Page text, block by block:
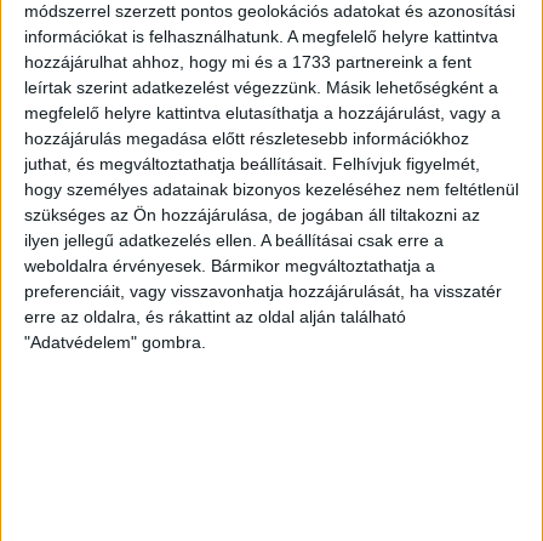
módszerrel szerzett pontos geolokációs adatokat és azonosítási
információkat is felhasználhatunk. A megfelelő helyre kattintva
hozzájárulhat ahhoz, hogy mi és a 1733 partnereink a fent
leírtak szerint adatkezelést végezzünk. Másik lehetőségként a
megfelelő helyre kattintva elutasíthatja a hozzájárulást, vagy a
hozzájárulás megadása előtt részletesebb információkhoz
juthat, és megváltoztathatja beállításait. Felhívjuk figyelmét,
hogy személyes adatainak bizonyos kezeléséhez nem feltétlenül
szükséges az Ön hozzájárulása, de jogában áll tiltakozni az
ilyen jellegű adatkezelés ellen. A beállításai csak erre a
weboldalra érvényesek. Bármikor megváltoztathatja a
preferenciáit, vagy visszavonhatja hozzájárulását, ha visszatér
erre az oldalra, és rákattint az oldal alján található
"Adatvédelem" gombra.
Makramé fonal - Durable makramé - 100%
pamut 17
Klasszikus makramé fonal, amit nagyanyáink is
használtak. Kiváló Holland minőség.
Durable Makramé fonal